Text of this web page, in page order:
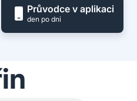
Průvodce v aplikaci
den po dni